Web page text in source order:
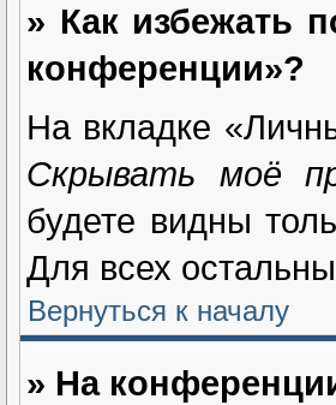
» Как избежать
конференции»?
На вкладке
Скрывать моё
будете видны
Для всех
Вернуться к началу
» На